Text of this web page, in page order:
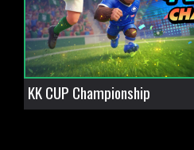
KK CUP Championship